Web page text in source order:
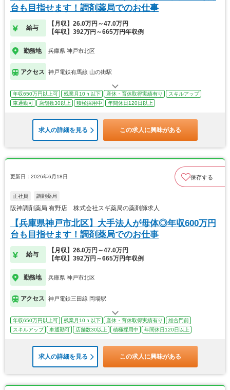
台も目指せます！調剤薬局でのお仕事
給与
【月収】26.0万円～47.0万円
【年収】392万円～665万円年収例
勤務地 兵庫県 神戸市北区
アクセス 神戸電鉄有馬線 山の街駅
年収650万円以上可 残業月10ｈ以下 産休・育休取得実績有り
スキルアップ
車通勤可
店舗数30以上 積極採用中 年間休日120日以上
求人の詳細を見る この求人に興味がある
更新日：2026年6月18日 保存する
正社員 調剤薬局
阪神調剤薬局 有野店 株式会社スギ薬局の薬剤師求人
【兵庫県神戸市北区】大手法人が母体◎年収600万円
台も目指せます！調剤薬局でのお仕事
給与
【月収】26.0万円～47.0万円
【年収】392万円～665万円年収例
勤務地 兵庫県 神戸市北区
アクセス 神戸電鉄三田線 岡場駅
年収650万円以上可 残業月10ｈ以下 産休・育休取得実績有り
総合門前
スキルアップ
車通勤可 店舗数30以上 積極採用中 年間休日120日以上
求人の詳細を見る この求人に興味がある